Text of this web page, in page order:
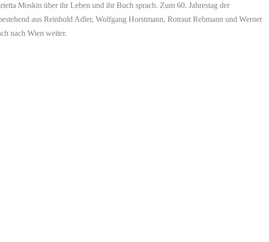
Moskin über ihr Leben und ihr Buch sprach. Zum 60. Jahrestag der
aus Reinhold Adler, Wolfgang Horstmann, Rotraut Rebmann und Werner
nach Wien weiter.